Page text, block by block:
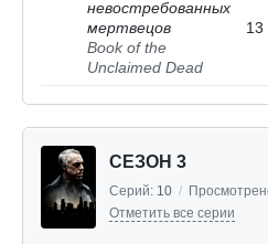
невостребованных
мертвецов
Book of the
Unclaimed Dead
13
СЕЗОН 3
Серий: 10 /
Отметить все серии